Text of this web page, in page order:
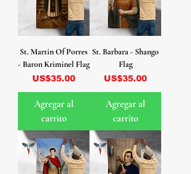
St. Martin Of Porres
- Baron Kriminel Flag
Precio
US$35.00
Agregar al
carrito
St. Barbara - Shango
Flag
Precio
US$35.00
Agregar al
carrito